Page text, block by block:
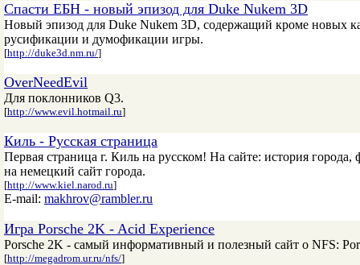
Спасти ЕБН - новый эпизод для Duke Nukem 3D
Новый эпизод для Duke Nukem 3D, содержащий кроме новых
русификации и думофикации игры.
[http://duke3d.nm.ru/]
OverNeedEvil
Для поклонников Q3.
[http://www.evil.hotmail.ru]
Киль - Русская страница
Первая страница г. Киль на русском! На сайте: история города,
на немецкий сайт города.
[http://www.kiel.narod.ru]
E-mail: makhrov@rambler.ru
Игра Porsche 2K - Acid Experience
Porsche 2K - cамый информативный и полезный сайт о NFS:
[http://megadrom.ur.ru/nfs/]